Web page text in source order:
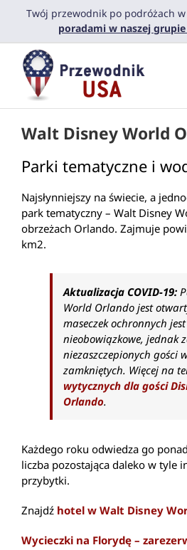
PrzejdźTwój przewodnik po podróżach w
poradami w naszej
Walt Disney World
Parki tematyczne i
Najsłynniejszy na świecie, a
park tematyczny – Walt Disney
obrzeżach Orlando. Zajmuje
km2.
Aktualizacja COVID-19:
World Orlando jest
maseczek ochronnych jest
nieobowiązkowe, jednak
niezaszczepionych gości
zamkniętych. Więcej na
wytycznych dla gości
Orlando.
Każdego roku odwiedza go
liczba pozostająca daleko w tyle
przybytki.
Znajdź hotel w Walt Disney
Wycieczki na Florydę –